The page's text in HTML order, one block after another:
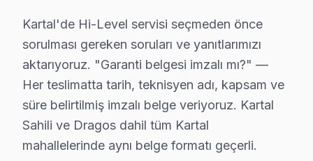
Hi-Level TV Servis Ağımız: Kartal Tüm
Kartal'de Hi-Level televizyon servisi arayan tüm
Uğur Mumcu, Yakacık Çarşı, Yakacık Yeni, Yalı,
Atalar, Cevizli, Cumhuriyet, Çavuşoğlu, Esentepe,
Karlıktepe, Kordonboyu, Orhantepe, Orta, Petrol İş,
Kartal'de Hi-Level servisi seçmeden önce
sorulması gereken soruları ve yanıtlarımızı
aktarıyoruz. "Garanti belgesi imzalı mı?" —
Her teslimatta tarih, teknisyen adı, kapsam ve
süre belirtilmiş imzalı belge veriyoruz. Kartal
Sahili ve Dragos dahil tüm Kartal
mahallelerinde aynı belge formatı geçerli.